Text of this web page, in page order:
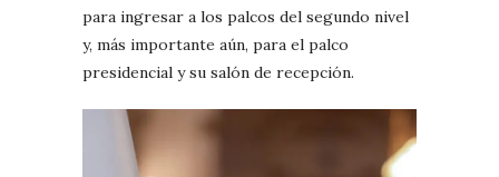
para ingresar a los palcos del segundo nivel
y, más importante aún, para el palco
presidencial y su salón de recepción.